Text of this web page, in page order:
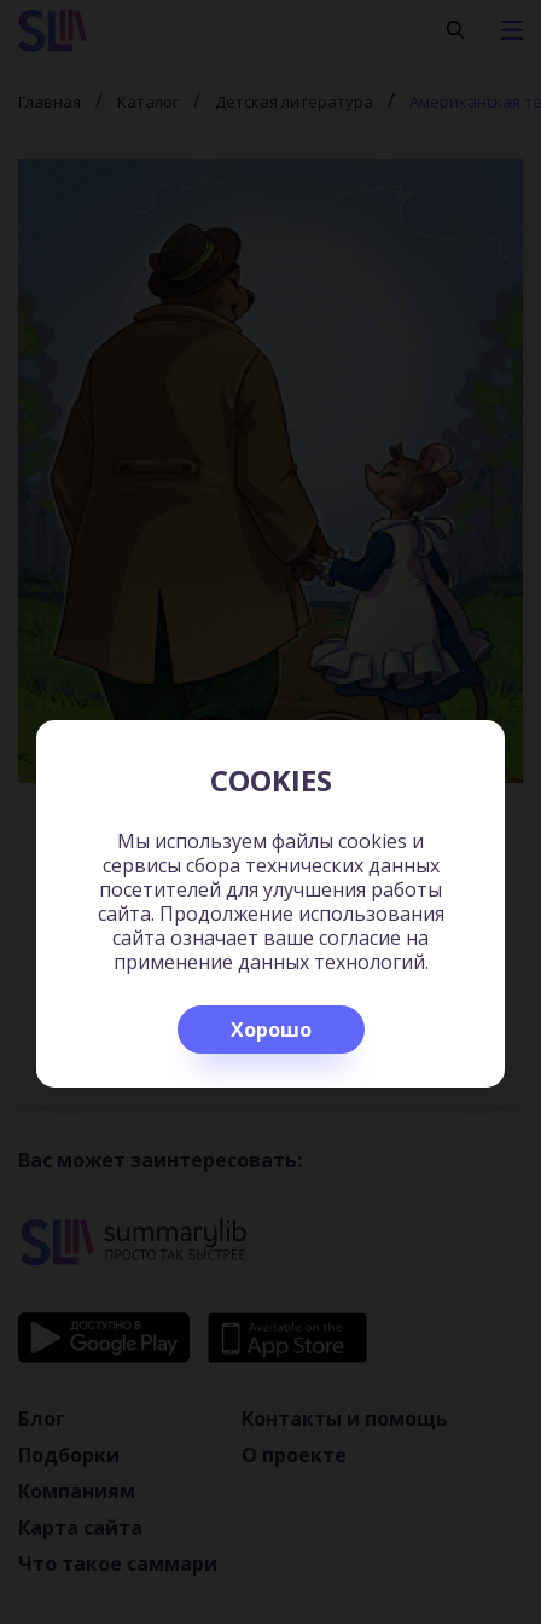
Главная Каталог Детская литература
литература
Прослушано
Вас может заинтересовать:
Блог
Подборки
Компаниям
Карта сайта
Что такое саммари
Контакты и помощь
О проекте
COOKIES
Мы используем файлы cookies и
сервисы сбора технических данных
посетителей для улучшения работы
сайта. Продолжение использования
сайта означает ваше согласие на
применение данных технологий.
Хорошо